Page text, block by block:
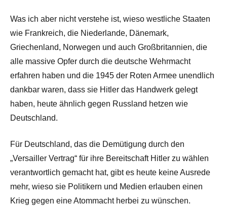
Was ich aber nicht verstehe ist, wieso westliche Staaten
wie Frankreich, die Niederlande, Dänemark,
Griechenland, Norwegen und auch Großbritannien, die
alle massive Opfer durch die deutsche Wehrmacht
erfahren haben und die 1945 der Roten Armee unendlich
dankbar waren, dass sie Hitler das Handwerk gelegt
haben, heute ähnlich gegen Russland hetzen wie
Deutschland.
Für Deutschland, das die Demütigung durch den
„Versailler Vertrag“ für ihre Bereitschaft Hitler zu wählen
verantwortlich gemacht hat, gibt es heute keine Ausrede
mehr, wieso sie Politikern und Medien erlauben einen
Krieg gegen eine Atommacht herbei zu wünschen.